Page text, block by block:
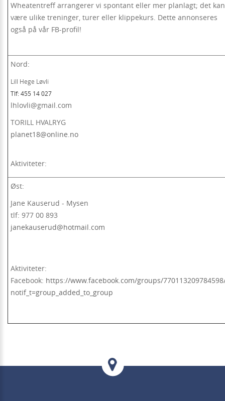
Wheatentreff arrangerer vi spontant eller mer planlagt; det kan
være ulike treninger, turer eller klippekurs. Dette annonseres
også på vår FB-profil!
Nord:
Lill Hege Løvli
Tlf: 455 14 027
lhlovli@gmail.com
TORILL HVALRYG
planet18@online.no
Aktiviteter:
Øst:
Jane Kauserud - Mysen
tlf: 977 00 893
janekauserud@hotmail.com
Aktiviteter:
Facebook: https://www.facebook.com/groups/
notif_t=group_added_to_group